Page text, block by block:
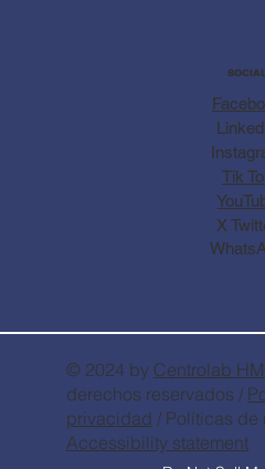
SOCIAL
Tik
X
© 2024 by Centrolab
derechos reservados /
privacidad / Políticas de
Accessibility statement